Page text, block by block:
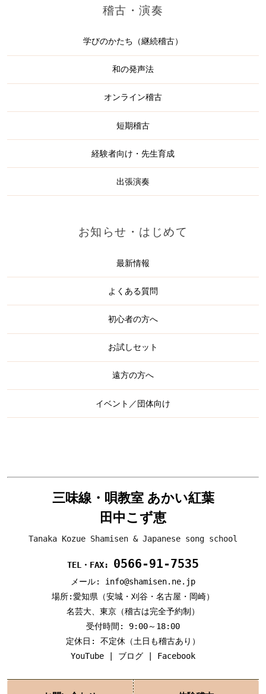
稽古・演奏
学びのかたち（継続稽古）
和の発声法
オンライン稽古
短期稽古
経験者向け・先生育成
出張演奏
お知らせ・はじめて
最新情報
よくある質問
初心者の方へ
お試しセット
遠方の方へ
イベント／団体向け
三味線・唄教室 あかい紅葉
田中こず恵
Tanaka Kozue Shamisen & Japanese song school
TEL・FAX: 0566-91-7535
メール: info@shamisen.ne.jp
場所:愛知県（安城・刈谷・名古屋・岡崎）
名芸大、東京（稽古は完全予約制）
受付時間: 9:00～18:00
定休日: 不定休（土日も稽古あり）
YouTube
ブログ Facebook